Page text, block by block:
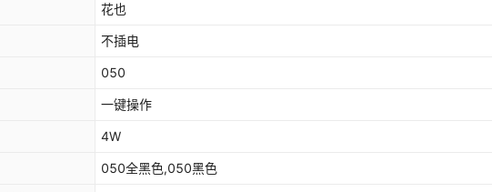
花也
不插电
050
一键操作
4W
050全黑色,050黑色